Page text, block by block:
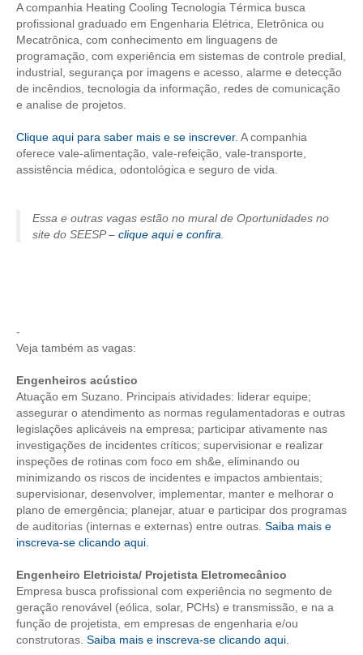
HISTÓRICO E ATUAÇÃO
COMPOSIÇÃO
CONSELHOS ASSESSORES
NÚCLEO DA MULHER ENGENHEIRA
JURÍDICO
CONTRIBUIÇÃO ASSISTENCIAL
CONTRIBUIÇÃO ASSOCIATIVA OU ANUIDADE DE SÓCIO
CONTRIBUIÇÃO SINDICAL URBANA
REVISÃO DE APOSENTADORIA
FGTS CORREÇÃO
LEI 4.950-A/1966 – PISO SALARIAL
LEI 5.194/1966 – REGULAMENTAÇÃO DA PROFISSÃO
A companhia Heating Cooling Tecnologia Térmica busca
profissional graduado em Engenharia Elétrica, Eletrônica ou
Mecatrônica, com conhecimento em linguagens de
programação, com experiência em sistemas de controle predial,
industrial, segurança por imagens e acesso, alarme e detecção
de incêndios, tecnologia da informação, redes de comunicação
e analise de projetos.
Clique aqui para saber mais e se inscrever. A companhia
oferece vale-alimentação, vale-refeição, vale-transporte,
assistência médica, odontológica e seguro de vida.
Essa e outras vagas estão no mural de Oportunidades no
site do SEESP – clique aqui e confira.
-
Veja também as vagas:
Engenheiros acústico
Atuação em Suzano. Principais atividades: liderar equipe;
assegurar o atendimento as normas regulamentadoras e outras
legislações aplicáveis na empresa; participar ativamente nas
investigações de incidentes críticos; supervisionar e realizar
inspeções de rotinas com foco em sh&e, eliminando ou
minimizando os riscos de incidentes e impactos ambientais;
supervisionar, desenvolver, implementar, manter e melhorar o
plano de emergência; planejar, atuar e participar dos programas
de auditorias (internas e externas) entre outras. Saiba mais e
inscreva-se clicando aqui.
Engenheiro Eletricista/ Projetista Eletromecânico
Empresa busca profissional com experiência no segmento de
geração renovável (eólica, solar, PCHs) e transmissão, e na a
função de projetista, em empresas de engenharia e/ou
construtoras. Saiba mais e inscreva-se clicando aqui.